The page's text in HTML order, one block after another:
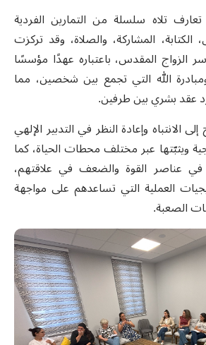
تعارف تلاه سلسلة من التمارين الفردية
الكتابة، المشاركة، والصلاة، وقد تركزت
الزواج المقدس، باعتباره عهدًا مؤسسًا
الله التي تجمع بين شخصين، مما
عقد بشري بين طرفين.
الانتباه وإعادة النظر في التدبير الإلهي
ويثبّتها عبر مختلف محطات الحياة، كما
عناصر القوة والضعف في علاقتهم،
العملية التي تساعدهم على مواجهة
الصعبة.